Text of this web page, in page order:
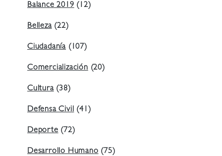
Balance 2019 (12)
Belleza(22)
Ciudadanía (107)
Comercialización (20)
Cultura(38)
Defensa Civil (41)
Deporte (72)
Desarrollo Humano (75)